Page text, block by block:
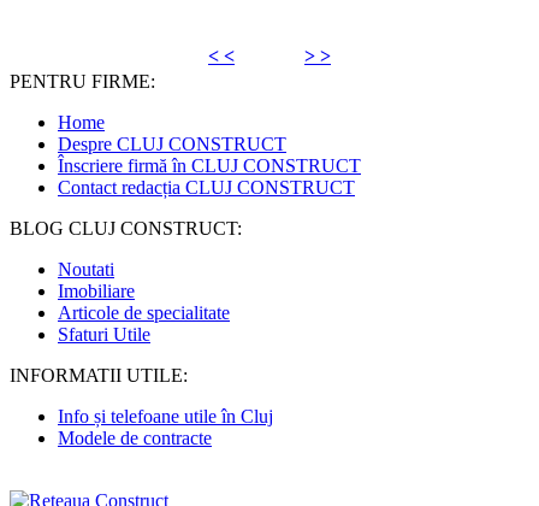
< <
> >
PENTRU FIRME:
Home
Despre CLUJ CONSTRUCT
Înscriere firmă în CLUJ CONSTRUCT
Contact redacția CLUJ CONSTRUCT
BLOG CLUJ CONSTRUCT:
Noutati
Imobiliare
Articole de specialitate
Sfaturi Utile
INFORMATII UTILE:
Info și telefoane utile în Cluj
Modele de contracte